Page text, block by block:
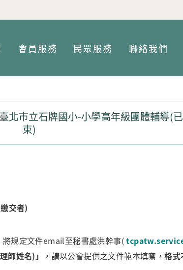
會員服務 民眾服務 聯絡我們
北市立石牌國小-小學高年級團體輔導(
束)
交者)
規定文件email至秘書處洪幹事(
師姓名)」 ，請以公會提供之文件範本填寫，格式